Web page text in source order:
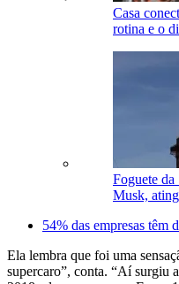
Casa
rotina e o
Foguete da
Musk,
54% das empresas têm
Ela lembra que foi uma
supercaro”, conta. “Aí surgiu